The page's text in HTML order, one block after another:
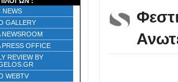
NEWS
GALLERY
NEWSROOM
PRESS OFFICE
REVIEW BY
WEBTV